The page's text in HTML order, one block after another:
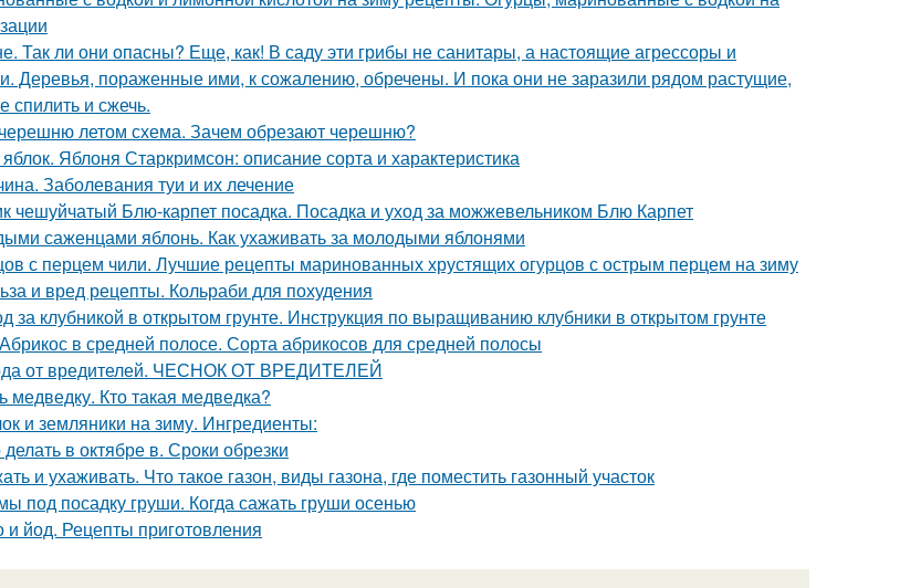
Так ли они опасны? Еще, как! В саду эти грибы не санитары, а настоящие агрессоры и
Деревья, пораженные ими, к сожалению, обречены. И пока они не заразили рядом растущие,
спилить и сжечь.
черешню летом схема. Зачем обрезают черешню?
Яблоня Старкримсон: описание сорта и характеристика
Заболевания туи и их лечение
чешуйчатый Блю-карпет посадка. Посадка и уход за можжевельником Блю Карпет
саженцами яблонь. Как ухаживать за молодыми яблонями
с перцем чили. Лучшие рецепты маринованных хрустящих огурцов с острым перцем на зиму
и вред рецепты. Кольраби для похудения
за клубникой в открытом грунте. Инструкция по выращиванию клубники в открытом грунте
в средней полосе. Сорта абрикосов для средней полосы
от вредителей. ЧЕСНОК ОТ ВРЕДИТЕЛЕЙ
медведку. Кто такая медведка?
и земляники на зиму. Ингредиенты:
в октябре в. Сроки обрезки
и ухаживать. Что такое газон, виды газона, где поместить газонный участок
под посадку груши. Когда сажать груши осенью
и йод. Рецепты приготовления